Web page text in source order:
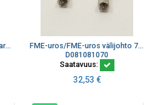
CAT5e S/FTP ristiinkytketty harmaa
FME-uros/FME-uros välijohto 7 m HF214
D081081070
Saatavuus:
32,53 €